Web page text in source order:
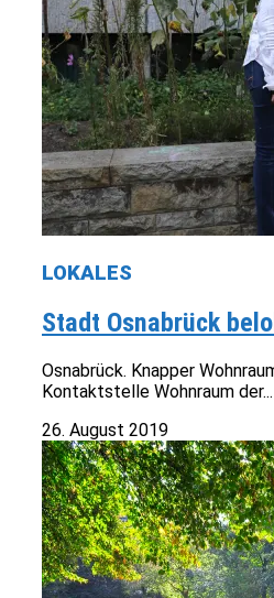
LOKALES
Stadt Osnabrück
Osnabrück. Knapper
Kontaktstelle Wohnraum der...
26. August 2019